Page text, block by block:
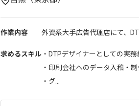
作業内容 外資系大手広告代理店にて、
求めるスキル ・DTPデザイナーとしての実務
・印刷会社へのデータ入稿・
・グ...